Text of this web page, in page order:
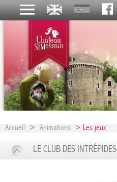
Accueil > Animations > Les jeux
LE CLUB DES INTRÉPIDES